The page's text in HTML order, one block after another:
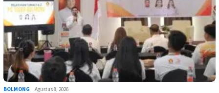
BOLMONG Agustus 8, 2026